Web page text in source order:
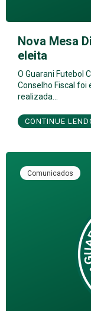
Nova Mesa
eleita
O Guarani Futebol
Conselho Fiscal foi
realizada…
CONTINUE
Comunicados